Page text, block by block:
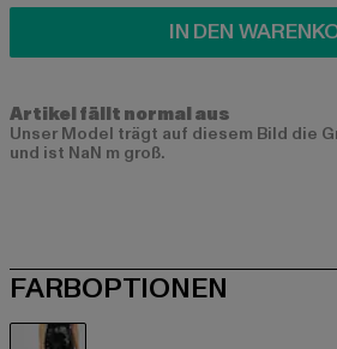
IN DEN
Artikel fällt normal aus
Unser Model trägt auf diesem Bild die
und ist NaN m groß.
FARBOPTIONEN